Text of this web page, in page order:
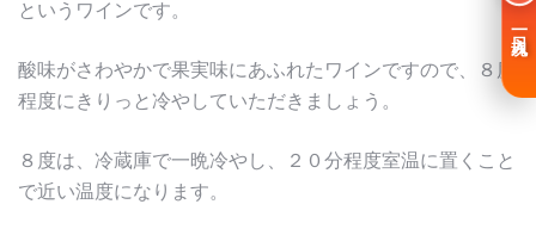
というワインです。
酸味がさわやかで果実味にあふれたワインですので、８度
程度にきりっと冷やしていただきましょう。
８度は、冷蔵庫で一晩冷やし、２０分程度室温に置くこと
で近い温度になります。